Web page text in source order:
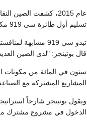
تسليم أول طائرة سي 919 مكتملة إلى شركة
تبدو سي 919 مشابهة لمنافستها،
قال بوتينجر: "لدى الصين
ستون في المائة من مكونات
المشاريع المشتركة مع
الدخول في مشروع مشترك